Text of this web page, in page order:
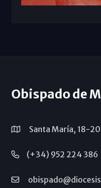
Obispado de
Santa María, 18-
(+34) 952 224 386